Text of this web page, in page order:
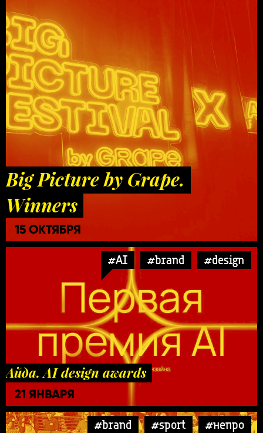
Big Picture by Grape.
Winners
15 ОКТЯБРЯ
#AI #brand #design
Айда. AI design awards
21 ЯНВАРЯ
#brand #sport
#непро